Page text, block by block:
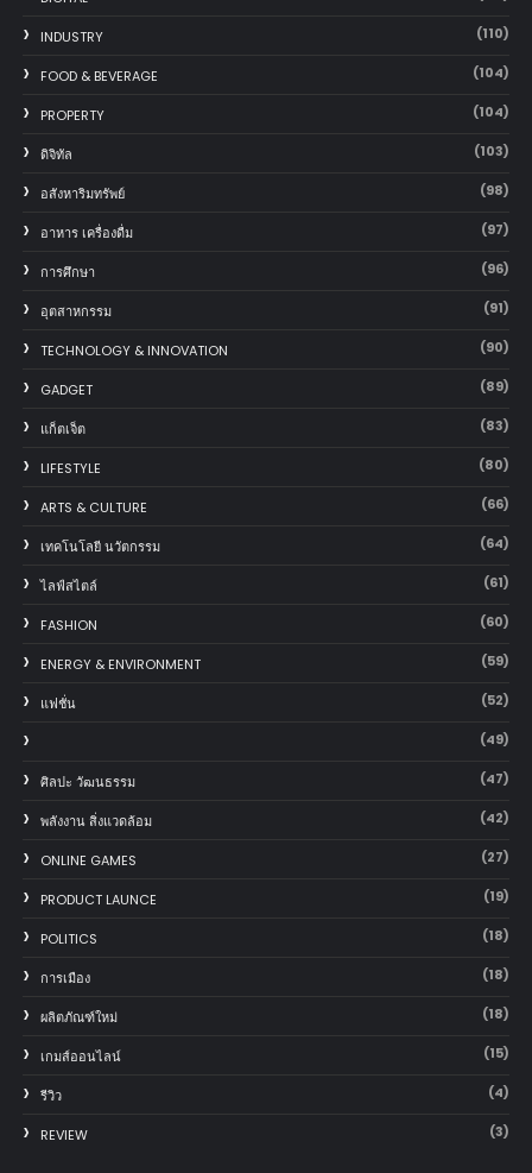
INDUSTRY (110)
FOOD & BEVERAGE (104)
PROPERTY (104)
ดิจิทัล (103)
อสังหาริมทรัพย์ (98)
อาหาร เครื่องดื่ม (97)
การศึกษา (96)
อุตสาหกรรม (91)
TECHNOLOGY & INNOVATION (90)
GADGET (89)
แก็ตเจ็ต (83)
LIFESTYLE (80)
ARTS & CULTURE (66)
เทคโนโลยี นวัตกรรม (64)
ไลฟ์สไตล์ (61)
FASHION (60)
ENERGY & ENVIRONMENT (59)
แฟชั่น (52)
(49)
ศิลปะ วัฒนธรรม (47)
พลังงาน สิ่งแวดล้อม (42)
ONLINE GAMES (27)
PRODUCT LAUNCE (19)
POLITICS (18)
การเมือง (18)
ผลิตภัณฑ์ใหม่ (18)
เกมส์ออนไลน์ (15)
รีวิว (4)
REVIEW (3)